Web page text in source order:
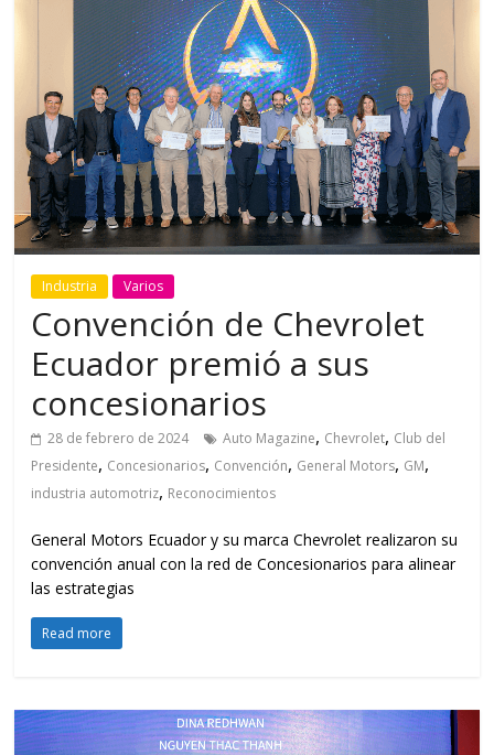
Industria Varios
Convención de Chevrolet
Ecuador premió a sus
concesionarios
28 de febrero de 2024 Auto Magazine, Chevrolet, Club del
Presidente, Concesionarios, Convención, General Motors, GM,
industria automotriz, Reconocimientos
General Motors Ecuador y su marca Chevrolet realizaron su
convención anual con la red de Concesionarios para alinear
las estrategias
Read more